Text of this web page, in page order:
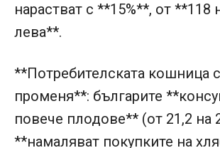
нарастват с **15%**, от **118
лева**.
**Потребителската кошница
променя**: българите
повече плодове** (от 21,2 на
**намаляват покупките на